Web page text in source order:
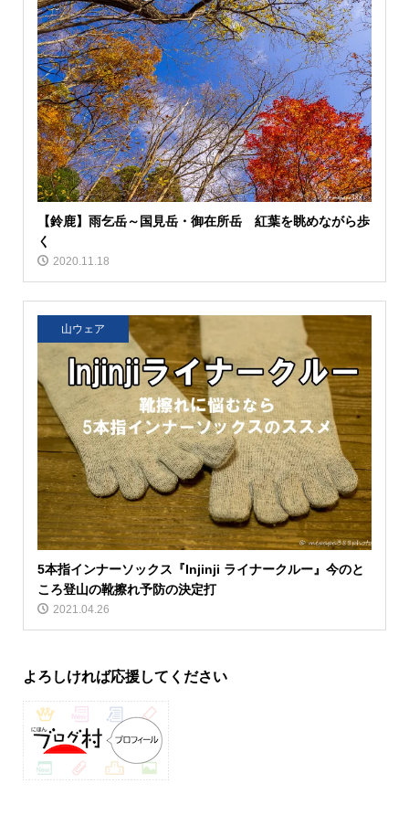
【鈴鹿】雨乞岳～国見岳・御在所岳 紅葉を眺めながら歩
く
2020.11.18
山ウェア
5本指インナーソックス『Injinji ライナークルー』今のと
ころ登山の靴擦れ予防の決定打
2021.04.26
よろしければ応援してください